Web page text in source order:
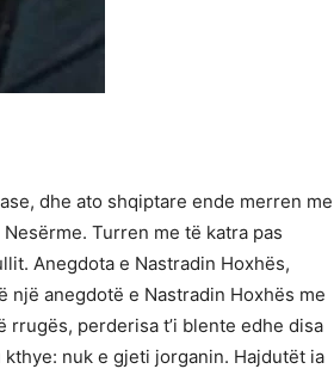
dhe ato shqiptare ende merren me
Turren me të katra pas
Anegdota e Nastradin Hoxhës,
anegdotë e Nastradin Hoxhës me
rrugës, perderisa t’i blente edhe disa
nuk e gjeti jorganin. Hajdutët ia